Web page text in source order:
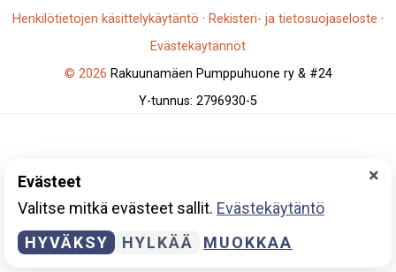
Henkilötietojen käsittelykäytäntö · Rekisteri- ja tietosuojaseloste ·
Evästekäytännöt
© 2026 Rakuunamäen Pumppuhuone ry & #24
Y-tunnus: 2796930-5
×
Evästeet
Valitse mitkä evästeet sallit. Evästekäytäntö
HYVÄKSY
HYLKÄÄ MUOKKAA